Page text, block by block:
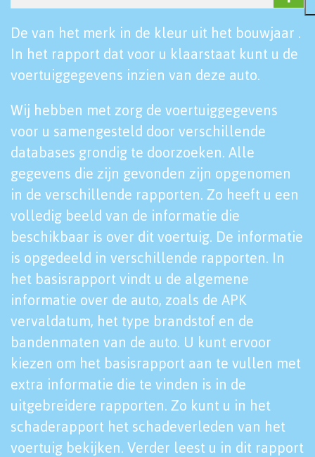
De van het merk in de kleur uit het bouwjaar .
In het rapport dat voor u klaarstaat kunt u de
voertuiggegevens inzien van deze auto.
Wij hebben met zorg de voertuiggegevens
voor u samengesteld door verschillende
databases grondig te doorzoeken. Alle
gegevens die zijn gevonden zijn opgenomen
in de verschillende rapporten. Zo heeft u een
volledig beeld van de informatie die
beschikbaar is over dit voertuig. De informatie
is opgedeeld in verschillende rapporten. In
het basisrapport vindt u de algemene
informatie over de auto, zoals de APK
vervaldatum, het type brandstof en de
bandenmaten van de auto. U kunt ervoor
kiezen om het basisrapport aan te vullen met
extra informatie die te vinden is in de
uitgebreidere rapporten. Zo kunt u in het
schaderapport het schadeverleden van het
voertuig bekijken. Verder leest u in dit rapport